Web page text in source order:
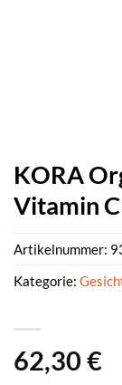
KORA
Vitamin
62,30 €
Artikelnummer:
Kategorie: